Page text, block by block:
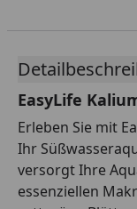
EasyLife
Erleben Sie mit
Ihr
versorgt Ihre
essenziellen